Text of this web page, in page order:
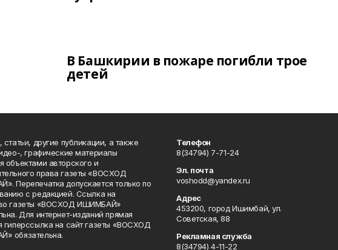
В Башкирии в пожаре погибли трое
детей
статьи, другие публикации, а также
, графические материалы
объектами авторского и
права газеты «ВОСХОД
Перепечатка допускается только по
с редакцией. Ссылка на
газеты «ВОСХОД ИШИМБАЙ»
Для интернет-изданий прямая
гиперссылка на сайт газеты «ВОСХОД
обязательна.
Телефон
8(34794) 7-71-24
Эл. почта
voshodd@yandex.ru
Адрес
453200, город Ишимбай, ул.
Советская, 88
Рекламная служба
8(34794) 4-11-22